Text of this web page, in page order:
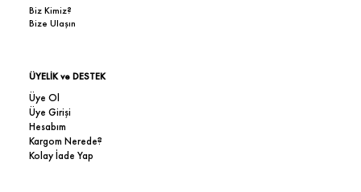
Biz Kimiz?
Bize Ulaşın
ÜYELİK ve DESTEK
Üye Ol
Üye Girişi
Hesabım
Kargom Nerede?
Kolay İade Yap